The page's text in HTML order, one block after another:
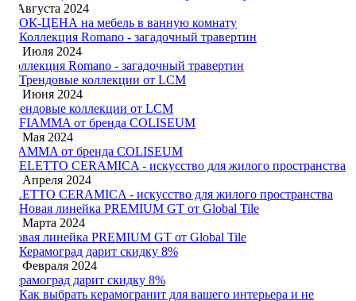
3 Августа 2024
ШОК-ЦЕНА на мебель в ванную комнату
27 Июля 2024
Коллекция Romano - загадочный травертин
24 Июня 2024
Трендовые коллекции от LCM
24 Мая 2024
FIAMMA от бренда COLISEUM
17 Апреля 2024
ELETTO CERAMICA - искусство для жилого пространства
20 Марта 2024
Новая линейка PREMIUM GT от Global Tile
21 Февраля 2024
Керамоград дарит скидку 8%